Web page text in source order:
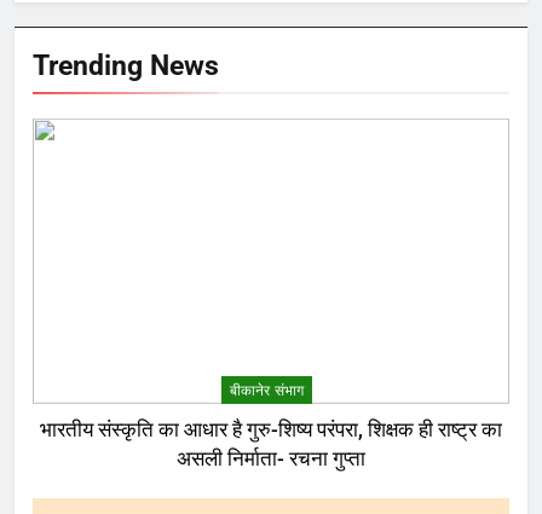
Trending News
बीकानेर संभाग
भारतीय संस्कृति का आधार है गुरु-शिष्य परंपरा, शिक्षक ही राष्ट्र का
असली निर्माता- रचना गुप्ता